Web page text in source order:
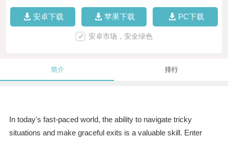
安卓下载 苹果下载 PC下载
安卓市场，安全绿色
简介 排行
In today's fast-paced world, the ability to navigate tricky
situations and make graceful exits is a valuable skill. Enter